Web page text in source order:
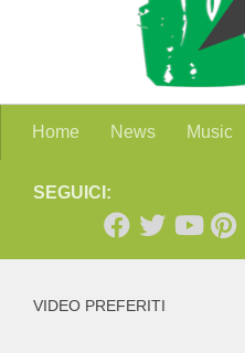
Home News Music
SEGUICI:
VIDEO PREFERITI